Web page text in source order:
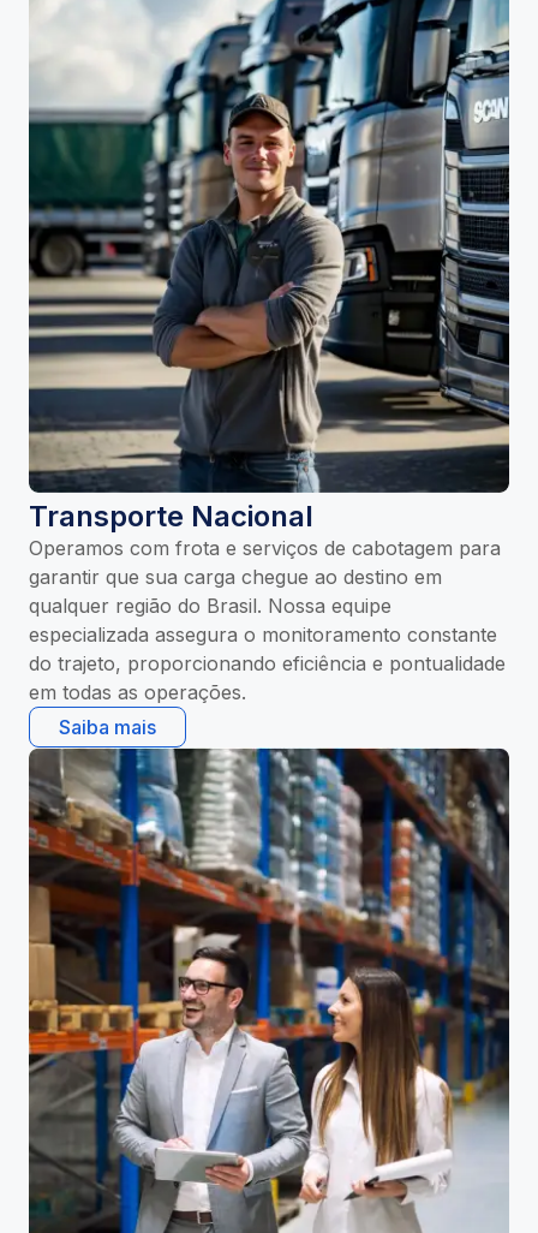
Transporte Nacional
Operamos com frota e serviços de cabotagem para
garantir que sua carga chegue ao destino em
qualquer região do Brasil. Nossa equipe
especializada assegura o monitoramento constante
do trajeto, proporcionando eficiência e pontualidade
em todas as operações.
Saiba mais